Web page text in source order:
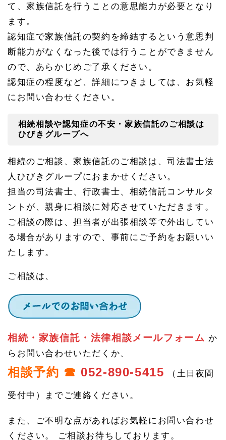
て、家族信託を行うことの意思能力が必要となり
ます。
認知症で家族信託の契約を締結するという意思判
断能力がなくなった後では行うことができません
ので、あらかじめご了承ください。
認知症の程度など、詳細につきましては、お気軽
にお問い合わせください。
相続相談や認知症の不安・家族信託のご相談は
ひびきグループへ
相続のご相談、家族信託のご相談は、司法書士法
人ひびきグループにおまかせください。
担当の司法書士、行政書士、相続信託コンサルタ
ントが、親身に相談に対応させていただきます。
ご相談の際は、担当者が出張相談等で外出してい
る場合がありますので、事前にご予約をお願いい
たします。
ご相談は、
相続・家族信託・法律相談メールフォーム か
らお問い合わせいただくか、
相談予約 ☎ 052-890-5415 （土日夜間
受付中）までご連絡ください。
また、ご不明な点があればお気軽にお問い合わせ
ください。 ご相談お待ちしております。